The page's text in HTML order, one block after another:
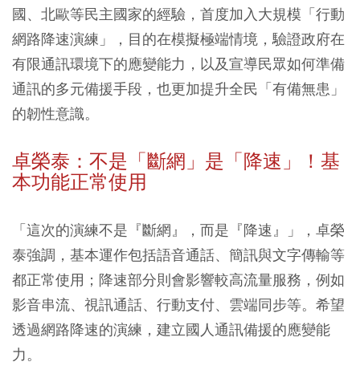
國、北歐等民主國家的經驗，首度加入大規模「行動
網路降速演練」，目的在模擬極端情境，驗證政府在
有限通訊環境下的應變能力，以及宣導民眾如何準備
通訊的多元備援手段，也更加提升全民「有備無患」
的韌性意識。
卓榮泰：不是「斷網」是「降速」！基
本功能正常使用
「這次的演練不是『斷網』，而是『降速』」，卓榮
泰強調，基本運作包括語音通話、簡訊與文字傳輸等
都正常使用；降速部分則會影響較高流量服務，例如
影音串流、視訊通話、行動支付、雲端同步等。希望
透過網路降速的演練，建立國人通訊備援的應變能
力。